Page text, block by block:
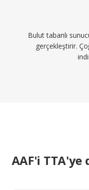
Bulut tabanlı
gerçekleştirir.
AAF'i